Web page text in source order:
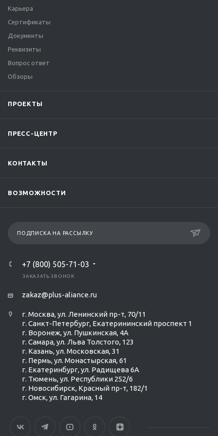
Карьера
Сертификаты
Документы
Реквизиты
Вопрос ответ
Обзоры
ПРОЕКТЫ
ПРЕСС-ЦЕНТР
КОНТАКТЫ
ВОЗМОЖНОСТИ
ПОДПИСКА НА РАССЫЛКУ
+7 (800) 505-71-03
ЗАКАЗАТЬ ЗВОНОК
zakaz@plus-aliance.ru
г. Москва, ул. Ленинский пр-т, 70/11
г. Санкт-Петербург, Екатерининский проспект 1
г. Воронеж, ул. Пушкинская, 4А
г. Самара, ул. Льва Толстого, 123
г. Казань, ул. Московская, 31
г. Пермь, ул. Монастырская, 61
г. Екатеринбург, ул. Радищева 6А
г. Тюмень, ул. Республики 252/6
г. Новосибирск, Красный пр-т, 182/1
г. Омск, ул. ​Гагарина, 14